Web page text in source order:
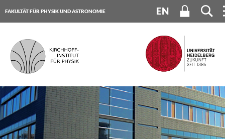
FAKULTÄT FÜR PHYSIK UND ASTRONOMIE EN